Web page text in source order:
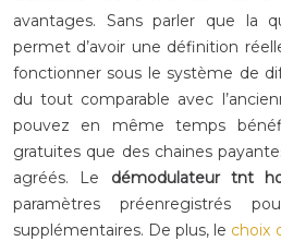
avantages. Sans parler que la
permet d’avoir une définition
fonctionner sous le système de
du tout comparable avec
pouvez en même temps
gratuites que des chaines
agréés. Le démodulateur tnt
paramètres préenregistrés
supplémentaires. De plus, le choix